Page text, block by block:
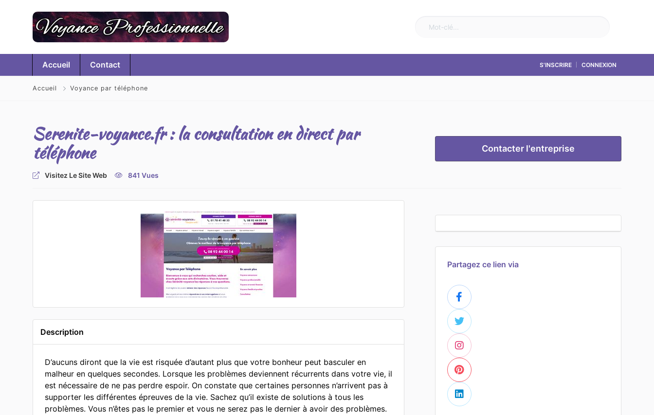
Accueil Contact S'INSCRIRE CONNEXION
Accueil Voyance par téléphone
Serenite-voyance.fr : la consultation en direct par
téléphone
Visitez Le Site Web 841 Vues
Contacter l'entreprise
Partagez ce lien via
Description
D’aucuns diront que la vie est risquée d’autant plus que votre bonheur peut basculer en
malheur en quelques secondes. Lorsque les problèmes deviennent récurrents dans votre vie, il
est nécessaire de ne pas perdre espoir. On constate que certaines personnes n’arrivent pas à
supporter les différentes épreuves de la vie. Sachez qu’il existe de solutions à tous les
problèmes. Vous n’êtes pas le premier et vous ne serez pas le dernier à avoir des problèmes.